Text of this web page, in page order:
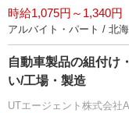
時給1,075円～1,340円
アルバイト・パート / 北
自動車製品の組付け
い/工場・製造
UTエージェント株式会社